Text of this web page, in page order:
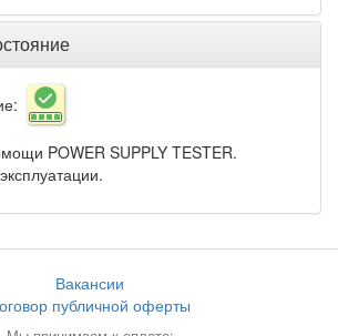
POWER SUPPLY TESTER.
Вакансии
публичной оферты